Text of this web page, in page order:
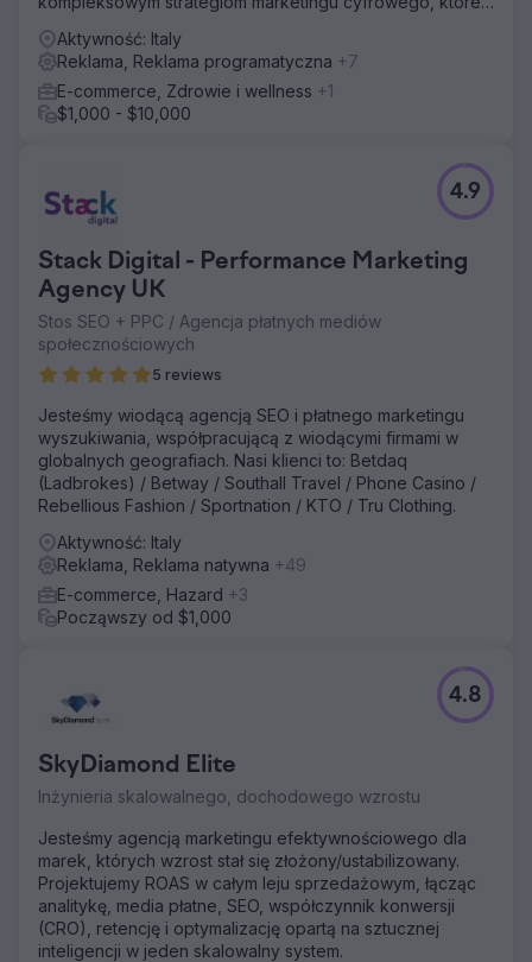
od rozpoczęcia planu.
Przejdź do strony agencji
Aktywność: Italy
Reklama, Reklama programatyczna +7
E-commerce, Zdrowie i wellness +1
$1,000 - $10,000
Stack Digital - Performance Marketing
Agency UK
Stos SEO + PPC / Agencja płatnych mediów
społecznościowych
5 reviews
4.9
Jesteśmy wiodącą agencją SEO i płatnego marketingu
wyszukiwania, współpracującą z wiodącymi firmami w
globalnych geografiach. Nasi klienci to: Betdaq
(Ladbrokes) / Betway / Southall Travel / Phone Casino /
Rebellious Fashion / Sportnation / KTO / Tru Clothing.
Aktywność: Italy
Reklama, Reklama natywna +49
E-commerce, Hazard +3
Począwszy od $1,000
SkyDiamond Elite
Inżynieria skalowalnego, dochodowego wzrostu
4.8
Jesteśmy agencją marketingu efektywnościowego dla
marek, których wzrost stał się złożony/ustabilizowany.
Projektujemy ROAS w całym leju sprzedażowym, łącząc
analitykę, media płatne, SEO, współczynnik konwersji
(CRO), retencję i optymalizację opartą na sztucznej
inteligencji w jeden skalowalny system.